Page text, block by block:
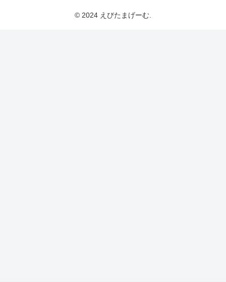
© 2024 えびたまげーむ.